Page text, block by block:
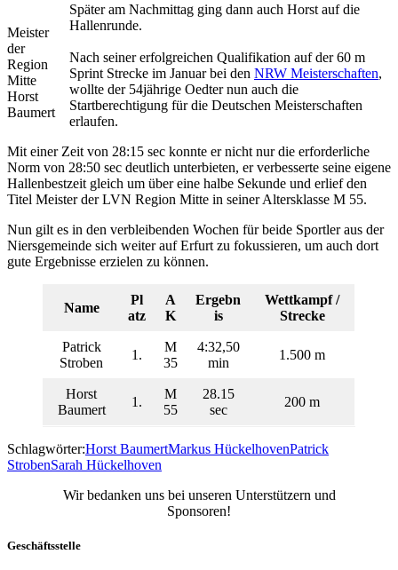
Meister
der
Region
Mitte
Horst
Baumert
Später am Nachmittag ging dann auch Horst auf die
Hallenrunde.
Nach seiner erfolgreichen Qualifikation auf der 60 m
Sprint Strecke im Januar bei den NRW Meisterschaften,
wollte der 54jährige Oedter nun auch die
Startberechtigung für die Deutschen Meisterschaften
erlaufen.
Mit einer Zeit von 28:15 sec konnte er nicht nur die erforderliche
Norm von 28:50 sec deutlich unterbieten, er verbesserte seine eigene
Hallenbestzeit gleich um über eine halbe Sekunde und erlief den
Titel Meister der LVN Region Mitte in seiner Altersklasse M 55.
Nun gilt es in den verbleibenden Wochen für beide Sportler aus der
Niersgemeinde sich weiter auf Erfurt zu fokussieren, um auch dort
gute Ergebnisse erzielen zu können.
Name
Pl
atz
A
K
Ergebn
is
Wettkampf /
Strecke
Patrick
Stroben
1.
M
35
4:32,50
min
1.500 m
Horst
Baumert
1.
M
55
28.15
sec
200 m
Schlagwörter:Horst BaumertMarkus HückelhovenPatrick
StrobenSarah Hückelhoven
Wir bedanken uns bei unseren Unterstützern und
Sponsoren!
Geschäftsstelle